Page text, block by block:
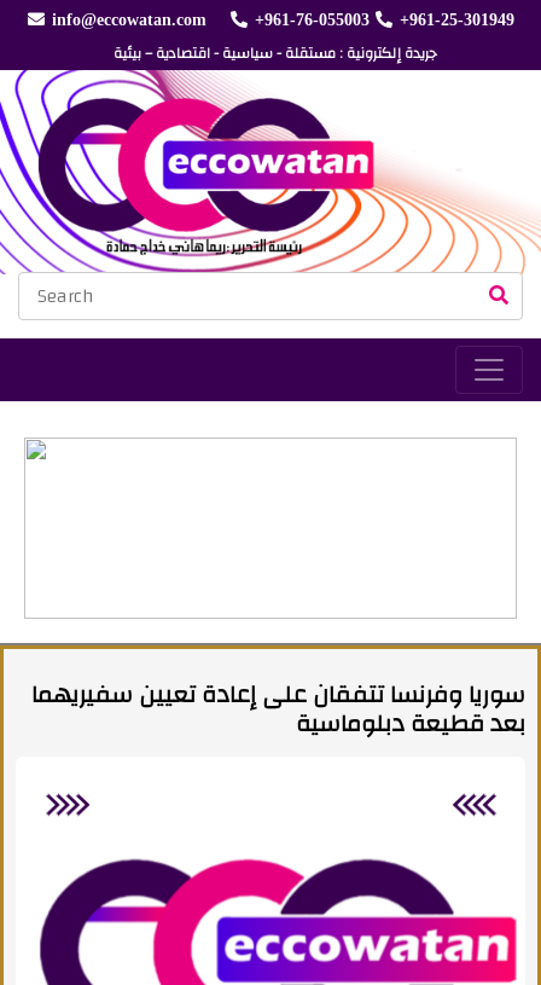
info@eccowatan.com +961-76-055003 +961-25-301949
جريدة إلكترونية : مستقلة - سياسية - اقتصادية – بيئية
سوريا وفرنسا تتفقان على إعادة تعيين سفيريهما
بعد قطيعة دبلوماسية